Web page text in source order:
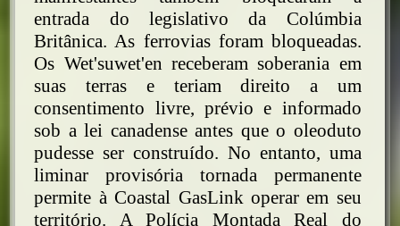
entrada do legislativo da Colúmbia
Britânica. As ferrovias foram bloqueadas.
Os Wet'suwet'en receberam soberania em
suas terras e teriam direito a um
consentimento livre, prévio e informado
sob a lei canadense antes que o oleoduto
pudesse ser construído. No entanto, uma
liminar provisória tornada permanente
permite à Coastal GasLink operar em seu
território. A Polícia Montada Real do